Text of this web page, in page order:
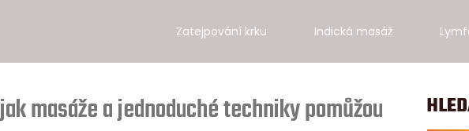
Zatejpování krku Indická masáž
masáže a jednoduché techniky pomůžou